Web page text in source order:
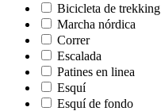
Bicicleta de trekking
Marcha nórdica
Correr
Escalada
Patines en linea
Esquí
Esquí de fondo